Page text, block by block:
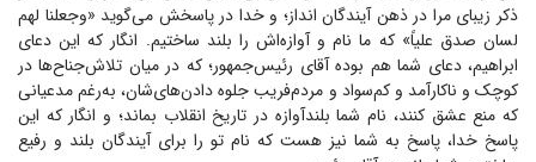
ذکر زیبای مرا در ذهن آیندگان انداز؛ و خدا در پاسخش می‌گوید «وجعلنا لهم
لسان صدق علیاً» که ما نام و آوازه‌اش را بلند ساختیم. انگار که این دعای
ابراهیم، دعای شما هم بوده آقای رئیس‌جمهور؛ که در میان تلاش‌جناح‌ها در
کوچک و ناکارآمد و کم‌سواد و مردم‌فریب جلوه دادن‌های‌شان، به‌رغم مدعیانی
که منع عشق کنند، نام شما بلندآوازه در تاریخ انقلاب بماند؛ و انگار که این
پاسخ خدا، پاسخ به شما نیز هست که نام تو را برای آیندگان بلند و رفیع